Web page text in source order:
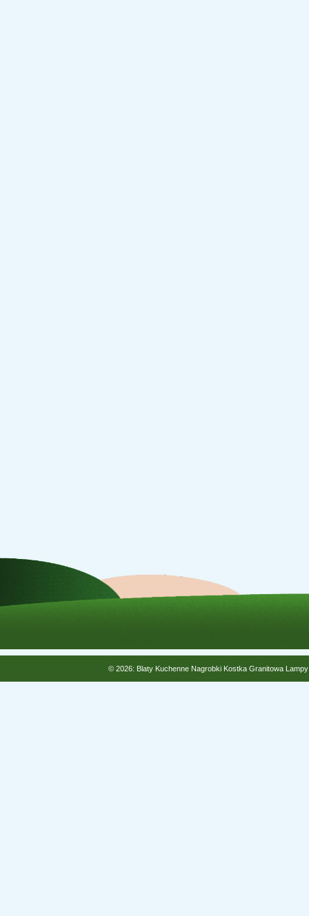
© 2026: Blaty Kuchenne Nagrobki Kostka Granitowa